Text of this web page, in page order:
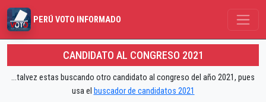
PERÚ VOTO INFORMADO
CANDIDATO AL CONGRESO 2021
...talvez estas buscando otro candidato al congreso del año 2021, pues
usa el buscador de candidatos 2021